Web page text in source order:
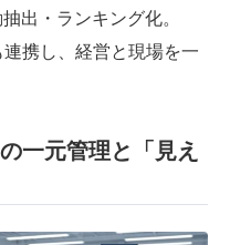
出・ランキング化。
携し、経営と現場を一
一元管理と「見え